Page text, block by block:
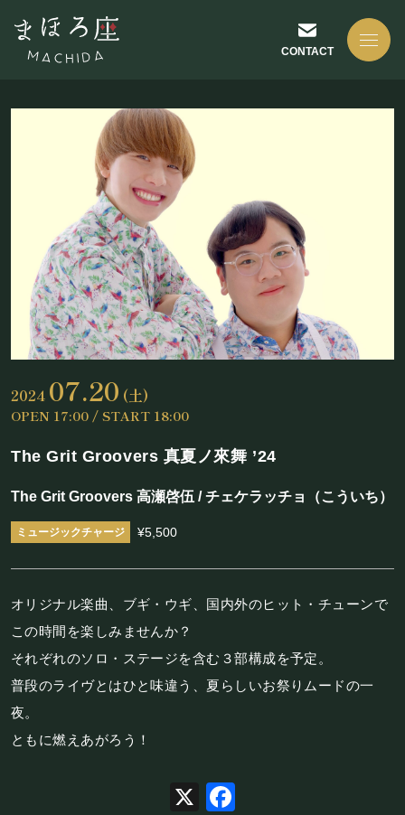
CONTACT
NEWS
お知らせ
ABOUT US
座長挨拶
アクセス
SCHEDULE
スケジュール
RESERVATION
予約・当日の流れ
FOOD&DRINK
2024 07.20 (土)
OPEN 17:00 / START 18:00
The Grit Groovers 真夏ノ來舞 ’24
The Grit Groovers 高瀬啓伍 / チェケラッチョ（こういち）
¥5,500
オリジナル楽曲、ブギ・ウギ、国内外のヒット・チューンで
この時間を楽しみませんか？
それぞれのソロ・ステージを含む３部構成を予定。
普段のライヴとはひと味違う、夏らしいお祭りムードの一
夜。
ともに燃えあがろう！
X